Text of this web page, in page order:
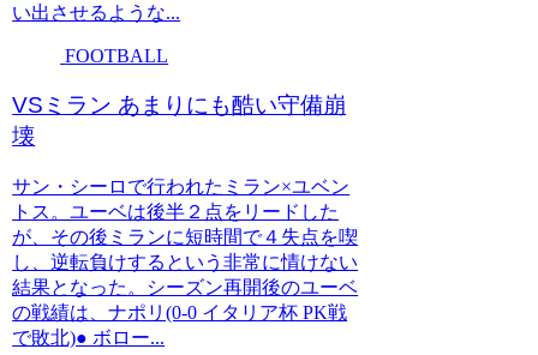
い出させるような...
FOOTBALL
VSミラン あまりにも酷い守備崩
壊
サン・シーロで行われたミラン×ユベン
トス。ユーベは後半２点をリードした
が、その後ミランに短時間で４失点を喫
し、逆転負けするという非常に情けない
結果となった。シーズン再開後のユーベ
の戦績は、ナポリ(0-0 イタリア杯 PK戦
で敗北)● ボロー...